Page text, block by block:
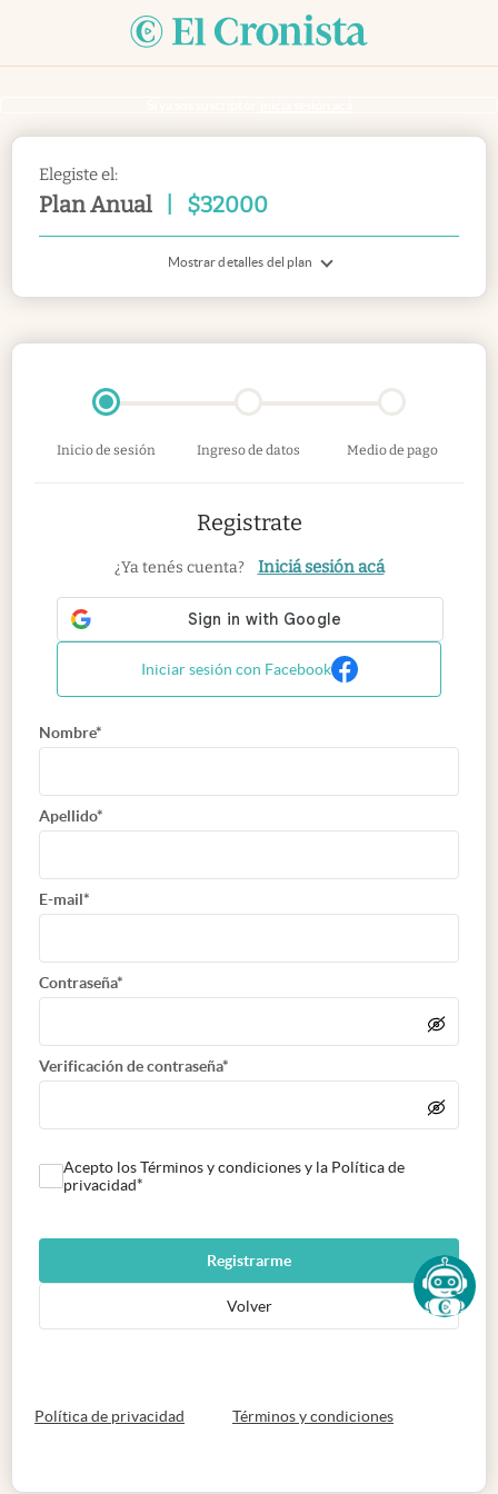
Elegiste el:
Plan Anual $32000
Mostrar detalles del plan
Inicio de sesión Ingreso de datos Medio de pago
Registrate
¿Ya tenés cuenta? Iniciá sesión acá
Iniciar sesión con Facebook
Nombre*
Apellido*
E-mail*
Contraseña*
Verificación de contraseña*
Acepto los Términos y condiciones y la Política de
privacidad*
Registrarme
Volver
Política de privacidad abre en nueva pestaña
Términos y condicionesabre en nueva